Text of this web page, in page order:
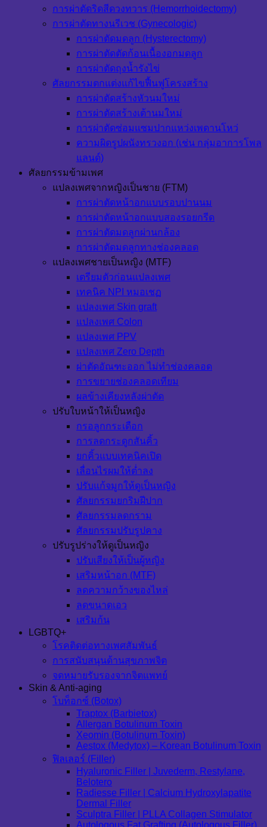
การผ่าตัดริดสีดวงทวาร (Hemorrhoidectomy)
การผ่าตัดทางนรีเวช (Gynecologic)
การผ่าตัดมดลูก (Hysterectomy)
การผ่าตัดตัดก้อนเนื้องอกมดลูก
การผ่าตัดถุงน้ำรังไข่
ศัลยกรรมตกแต่งแก้ไขฟื้นฟูโครงสร้าง
การผ่าตัดสร้างหัวนมใหม่
การผ่าตัดสร้างเต้านมใหม่
การผ่าตัดซ่อมแซมปากแหว่งเพดานโหว่
ความผิดรูปผนังทรวงอก (เช่น กลุ่มอาการโพล
แลนด์)
ศัลยกรรมข้ามเพศ
แปลงเพศจากหญิงเป็นชาย (FTM)
การผ่าตัดหน้าอกแบบรอบปานนม
การผ่าตัดหน้าอกแบบสองรอยกรีด
การผ่าตัดมดลูกผ่านกล้อง
การผ่าตัดมดลูกทางช่องคลอด
แปลงเพศชายเป็นหญิง (MTF)
เตรียมตัวก่อนแปลงเพศ
เทคนิค NPI หมอเชฏ
แปลงเพศ Skin graft
แปลงเพศ Colon
แปลงเพศ PPV
แปลงเพศ Zero Depth
ผ่าตัดอัณฑะออก ไม่ทำช่องคลอด
การขยายช่องคลอดเทียม
ผลข้างเคียงหลังผ่าตัด
ปรับใบหน้าให้เป็นหญิง
กรอลูกกระเดือก
การลดกระดูกสันคิ้ว
ยกคิ้วแบบเทคนิคเปิด
เลื่อนไรผมให้ต่ำลง
ปรับแก้จมูกให้ดูเป็นหญิง
ศัลยกรรมยกริมฝีปาก
ศัลยกรรมลดกราม
ศัลยกรรมปรับรูปคาง
ปรับรูปร่างให้ดูเป็นหญิง
ปรับเสียงให้เป็นผู้หญิง
เสริมหน้าอก (MTF)
ลดความกว้างของไหล่
ลดขนาดเอว
เสริมก้น
LGBTQ+
โรคติดต่อทางเพศสัมพันธ์
การสนับสนุนด้านสุขภาพจิต
จดหมายรับรองจากจิตแพทย์
Skin & Anti-aging
โบท็อกซ์ (Botox)
Traptox (Barbietox)
Allergan Botulinum Toxin
Xeomin (Botulinum Toxin)
Aestox (Medytox) – Korean Botulinum Toxin
ฟิลเลอร์ (Filler)
Hyaluronic Filler | Juvederm, Restylane,
Belotero
Radiesse Filler | Calcium Hydroxylapatite
Dermal Filler
Sculptra Filler | PLLA Collagen Stimulator